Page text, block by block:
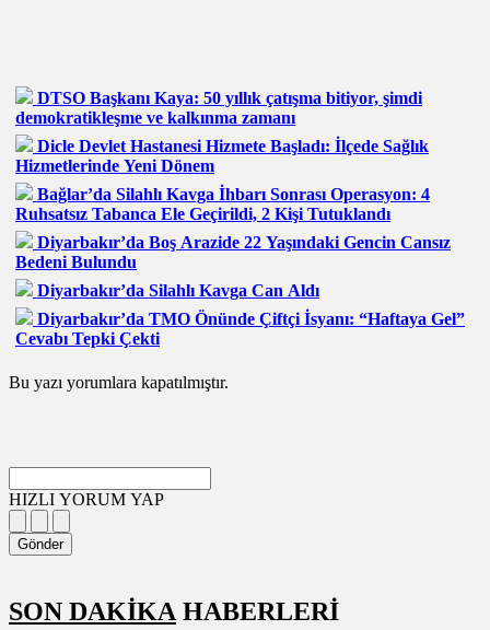
DTSO Başkanı Kaya: 50 yıllık çatışma bitiyor, şimdi
demokratikleşme ve kalkınma zamanı
Dicle Devlet Hastanesi Hizmete Başladı: İlçede Sağlık
Hizmetlerinde Yeni Dönem
Bağlar’da Silahlı Kavga İhbarı Sonrası Operasyon: 4
Ruhsatsız Tabanca Ele Geçirildi, 2 Kişi Tutuklandı
Diyarbakır’da Boş Arazide 22 Yaşındaki Gencin Cansız
Bedeni Bulundu
Diyarbakır’da Silahlı Kavga Can Aldı
Diyarbakır’da TMO Önünde Çiftçi İsyanı: “Haftaya Gel”
Cevabı Tepki Çekti
Bu yazı yorumlara kapatılmıştır.
HIZLI YORUM YAP
Gönder
SON DAKİKA HABERLERİ